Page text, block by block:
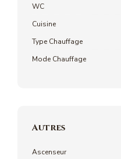
WC
Cuisine
Type Chauffage
Mode Chauffage
Autres
Ascenseur